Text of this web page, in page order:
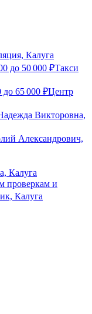
Калуга
до 50 000 ₽Такси
до 65 000 ₽Центр
Викторовна,
Александрович,
Калуга
проверкам и
Калуга